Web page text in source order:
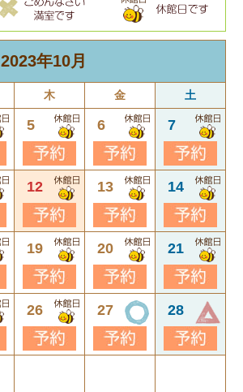
2023年10月
木 金 土
5 6 7
12 13 14
19 20 21
26 27 28